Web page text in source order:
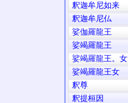
釈迦牟尼如来
釈迦牟尼仏
娑伽羅龍王
娑竭羅龍王
娑竭羅龍王。女
娑竭羅龍王女
釈尊
釈提桓因